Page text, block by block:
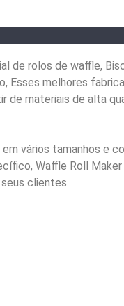
de rolos de waffle,
Esses melhores
de materiais de alta
vários tamanhos e
Waffle Roll
clientes.